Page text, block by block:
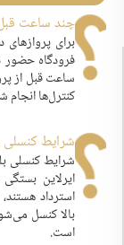
چند ساعت قبل
ساعت قبل از
کنترل‌ها انجام
شرایط
شرایط کنسلی
ایرلاین
استرداد
بالا کنسل
است.